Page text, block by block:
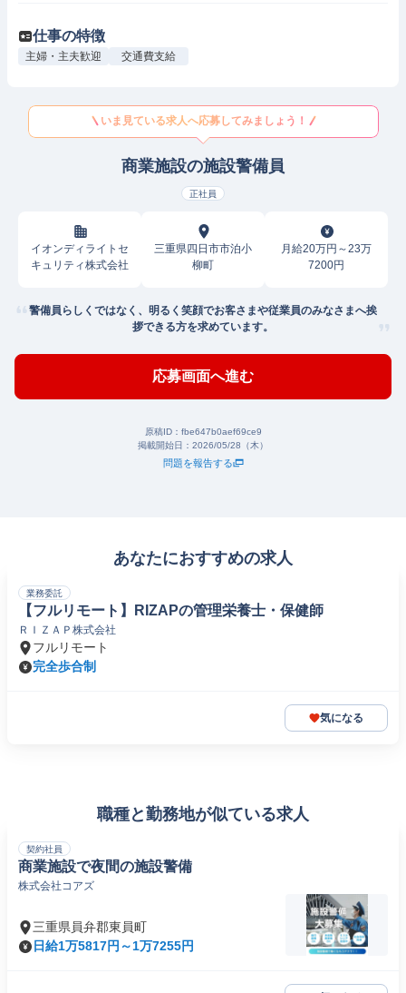
仕事の特徴
主婦・主夫歓迎 交通費支給
いま見ている求人へ応募してみましょう！
商業施設の施設警備員
正社員
イオンディライトセ
キュリティ株式会社
三重県四日市市泊小
柳町
月給20万円～23万
7200円
警備員らしくではなく、明るく笑顔でお客さまや従業員のみなさまへ挨
拶できる方を求めています。
応募画面へ進む
原稿ID： fbe647b0aef69ce9
掲載開始日： 2026/05/28（木）
問題を報告する
あなたにおすすめの求人
業務委託
【フルリモート】RIZAPの管理栄養士・保健師
ＲＩＺＡＰ株式会社
フルリモート
完全歩合制
気になる
職種と勤務地が似ている求人
契約社員
商業施設で夜間の施設警備
株式会社コアズ
三重県員弁郡東員町
日給1万5817円～1万7255円